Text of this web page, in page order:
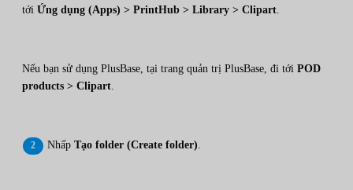
tới Ứng dụng (Apps) > PrintHub > Library > Clipart.
Nếu bạn sử dụng PlusBase, tại trang quản trị PlusBase, đi tới POD
products > Clipart.
Nhấp Tạo folder (Create folder).